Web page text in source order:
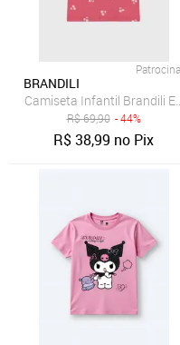
BRANDILI
Camiseta Infantil Brandili
R$69,90 - 44%
R$38,99 no Pix